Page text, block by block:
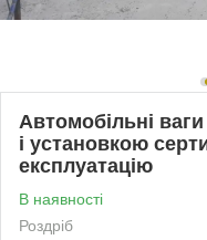
Автомобільні
і установкою
експлуатацію
В наявності
Роздріб